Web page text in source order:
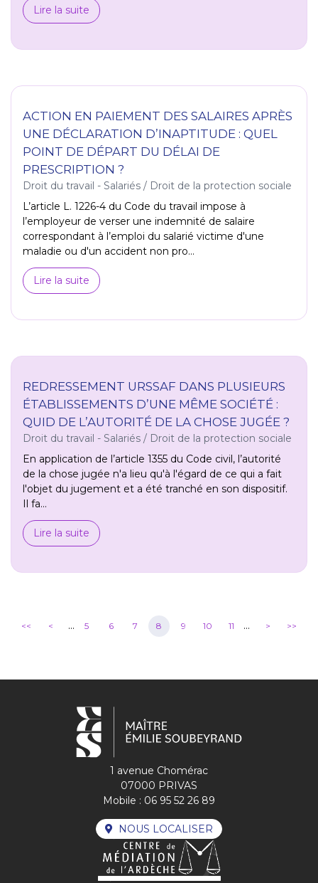
Lire la suite
ACTION EN PAIEMENT DES SALAIRES APRÈS
UNE DÉCLARATION D’INAPTITUDE : QUEL
POINT DE DÉPART DU DÉLAI DE
PRESCRIPTION ?
Droit du travail - Salariés / Droit de la protection sociale
L’article L. 1226-4 du Code du travail impose à
l’employeur de verser une indemnité de salaire
correspondant à l’emploi du salarié victime d'une
maladie ou d'un accident non pro...
Lire la suite
REDRESSEMENT URSSAF DANS PLUSIEURS
ÉTABLISSEMENTS D’UNE MÊME SOCIÉTÉ :
QUID DE L’AUTORITÉ DE LA CHOSE JUGÉE ?
Droit du travail - Salariés / Droit de la protection sociale
En application de l’article 1355 du Code civil, l’autorité
de la chose jugée n'a lieu qu'à l'égard de ce qui a fait
l'objet du jugement et a été tranché en son dispositif.
Il fa...
Lire la suite
<< < ... 5 6 7 8 9 10 11 ... > >>
1 avenue Chomérac
07000 PRIVAS
Mobile : 06 95 52 26 89
NOUS LOCALISER